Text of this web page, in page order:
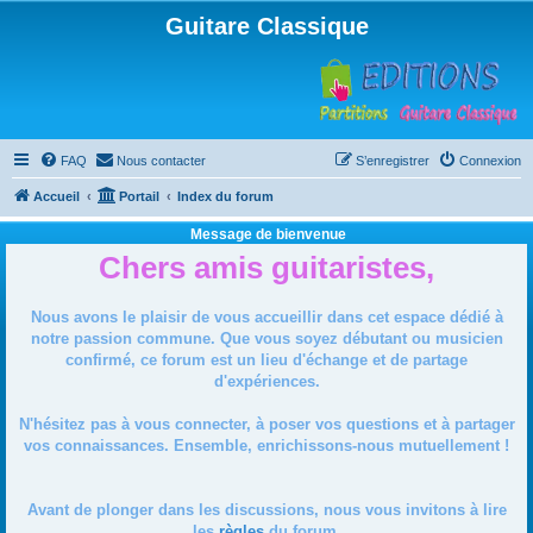
Guitare Classique
FAQ Nous contacter Connexion
S’enregistrer
Accueil Portail Index du forum
Message de bienvenue
Chers amis guitaristes,
Nous avons le plaisir de vous accueillir dans cet espace dédié à
notre passion commune. Que vous soyez débutant ou musicien
confirmé, ce forum est un lieu d'échange et de partage
d'expériences.
N'hésitez pas à vous connecter, à poser vos questions et à partager
vos connaissances. Ensemble, enrichissons-nous mutuellement !
Avant de plonger dans les discussions, nous vous invitons à lire